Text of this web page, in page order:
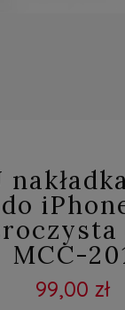
MCC-
99,00 zł